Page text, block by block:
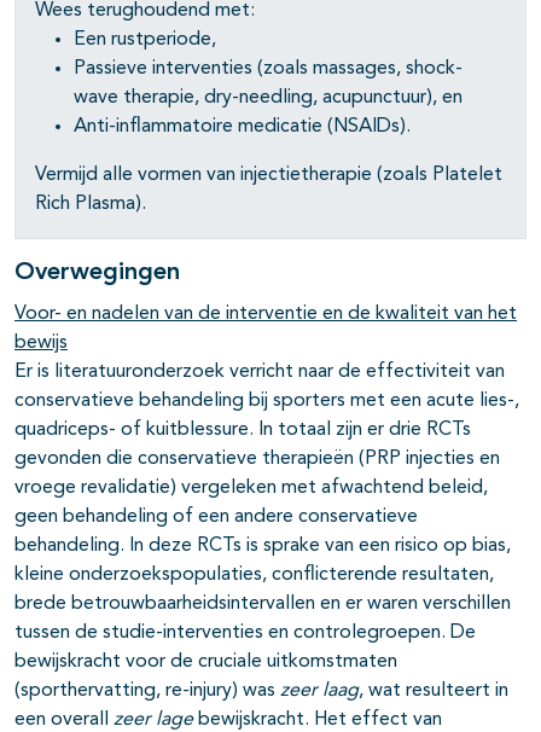
Wees terughoudend met:
Een rustperiode,
Passieve interventies (zoals massages, shock-
wave therapie, dry-needling, acupunctuur), en
Anti-inflammatoire medicatie (NSAIDs).
Vermijd alle vormen van injectietherapie (zoals Platelet
Rich Plasma).
Overwegingen
Voor- en nadelen van de interventie en de kwaliteit van het
bewijs
Er is literatuuronderzoek verricht naar de effectiviteit van
conservatieve behandeling bij sporters met een acute lies-,
quadriceps- of kuitblessure. In totaal zijn er drie RCTs
gevonden die conservatieve therapieën (PRP injecties en
vroege revalidatie) vergeleken met afwachtend beleid,
geen behandeling of een andere conservatieve
behandeling. In deze RCTs is sprake van een risico op bias,
kleine onderzoekspopulaties, conflicterende resultaten,
brede betrouwbaarheidsintervallen en er waren verschillen
tussen de studie-interventies en controlegroepen. De
bewijskracht voor de cruciale uitkomstmaten
(sporthervatting, re-injury) was zeer laag, wat resulteert in
een overall zeer lagebewijskracht. Het effect van